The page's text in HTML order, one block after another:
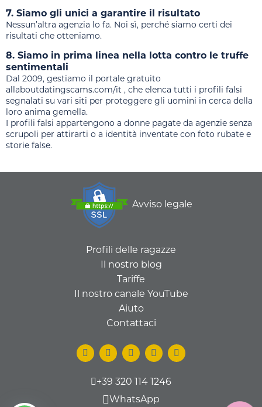
7. Siamo gli unici a garantire il risultato
Nessun’altra agenzia lo fa. Noi sì, perché siamo certi dei
risultati che otteniamo.
8. Siamo in prima linea nella lotta contro le truffe
sentimentali
Dal 2009, gestiamo il portale gratuito
allaboutdatingscams.com/it , che elenca tutti i profili falsi
segnalati su vari siti per proteggere gli uomini in cerca della
loro anima gemella.
I profili falsi appartengono a donne pagate da agenzie senza
scrupoli per attirarti o a identità inventate con foto rubate e
storie false.
Avviso legale
Profili delle ragazze
Il nostro blog
Tariffe
Il nostro canale YouTube
Aiuto
Contattaci
+39 320 114 1246
WhatsApp